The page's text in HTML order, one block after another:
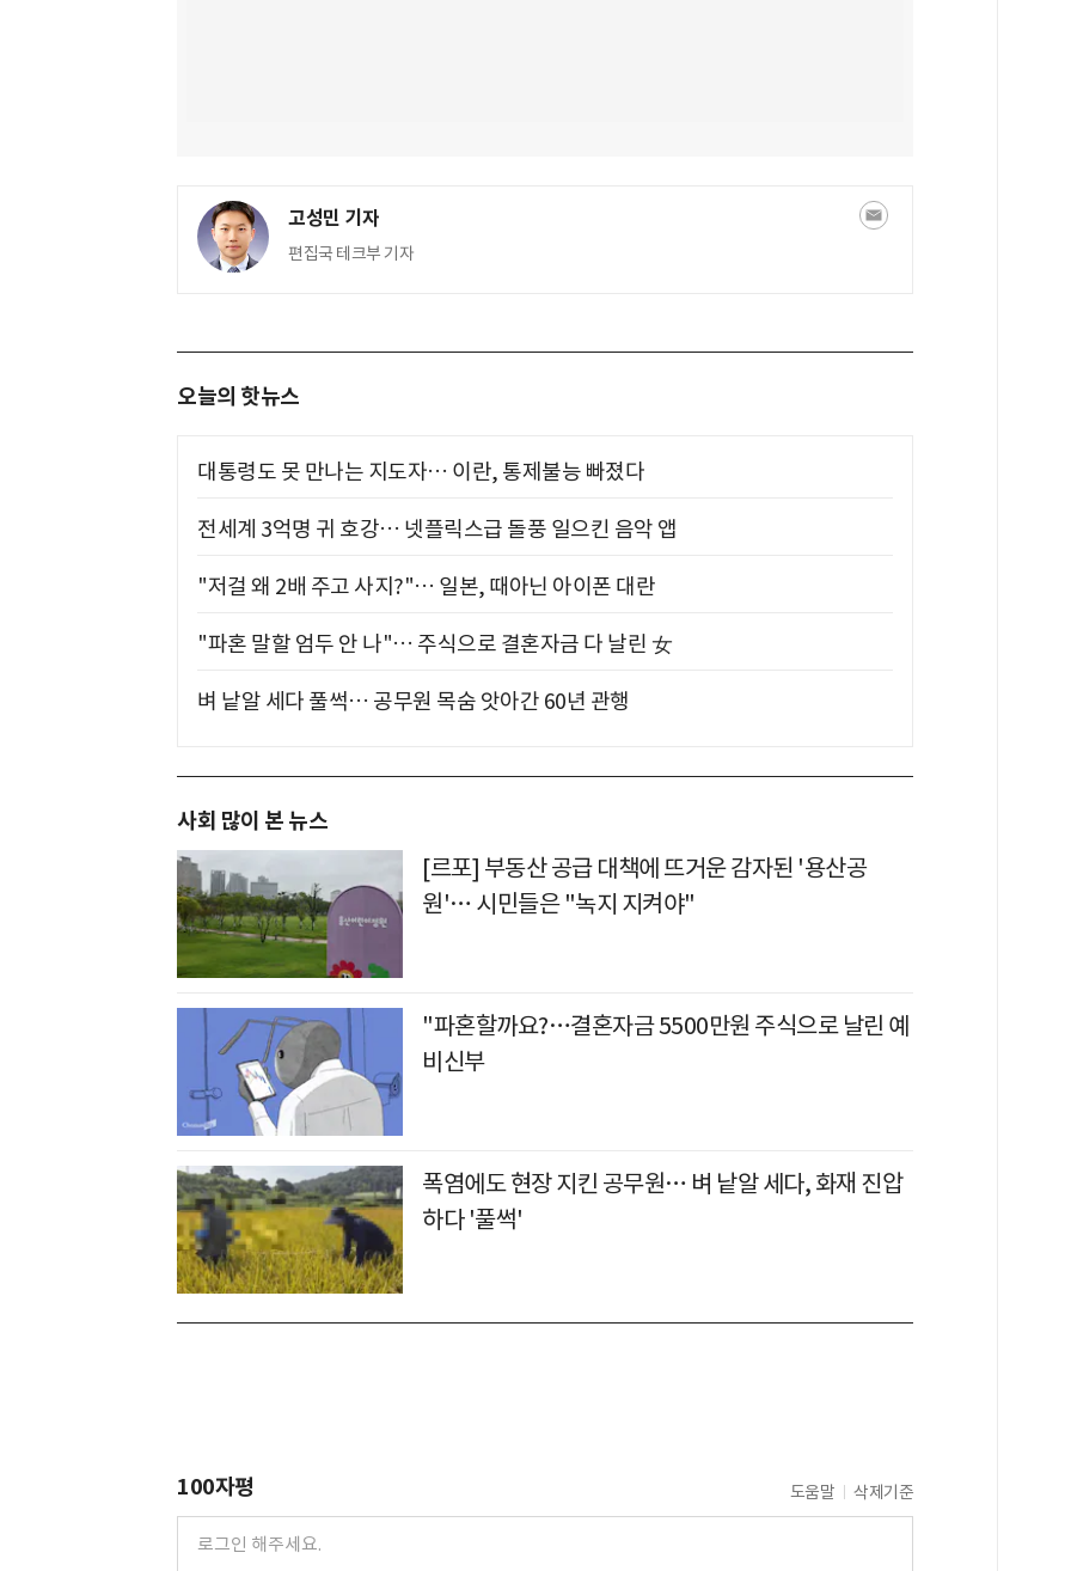
고성민 기자
편집국 테크부 기자
오늘의 핫뉴스
대통령도 못 만나는 지도자… 이란, 통제불능 빠졌다
전세계 3억명 귀 호강… 넷플릭스급 돌풍 일으킨 음악 앱
"저걸 왜 2배 주고 사지?"… 일본, 때아닌 아이폰 대란
"파혼 말할 엄두 안 나"… 주식으로 결혼자금 다 날린 女
벼 낱알 세다 풀썩… 공무원 목숨 앗아간 60년 관행
사회 많이 본 뉴스
[르포] 부동산 공급 대책에 뜨거운 감자된 '용산공
원'… 시민들은 "녹지 지켜야"
"파혼할까요?…결혼자금 5500만원 주식으로 날린 예
비신부
폭염에도 현장 지킨 공무원… 벼 낱알 세다, 화재 진압
하다 '풀썩'
100자평 도움말 삭제기준